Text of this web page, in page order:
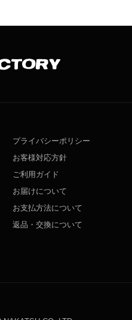
プライバシーポリシー
お客様対応方針
ご利用ガイド
お届けについて
お支払方法について
返品・交換について